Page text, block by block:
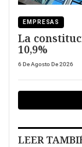
EMPRESAS
La
10,9%
6 De Agosto De 2026
LEER